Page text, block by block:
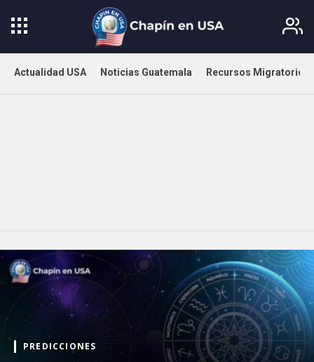
Actualidad USA Noticias Guatemala Recursos Migratorios
PREDICCIONES